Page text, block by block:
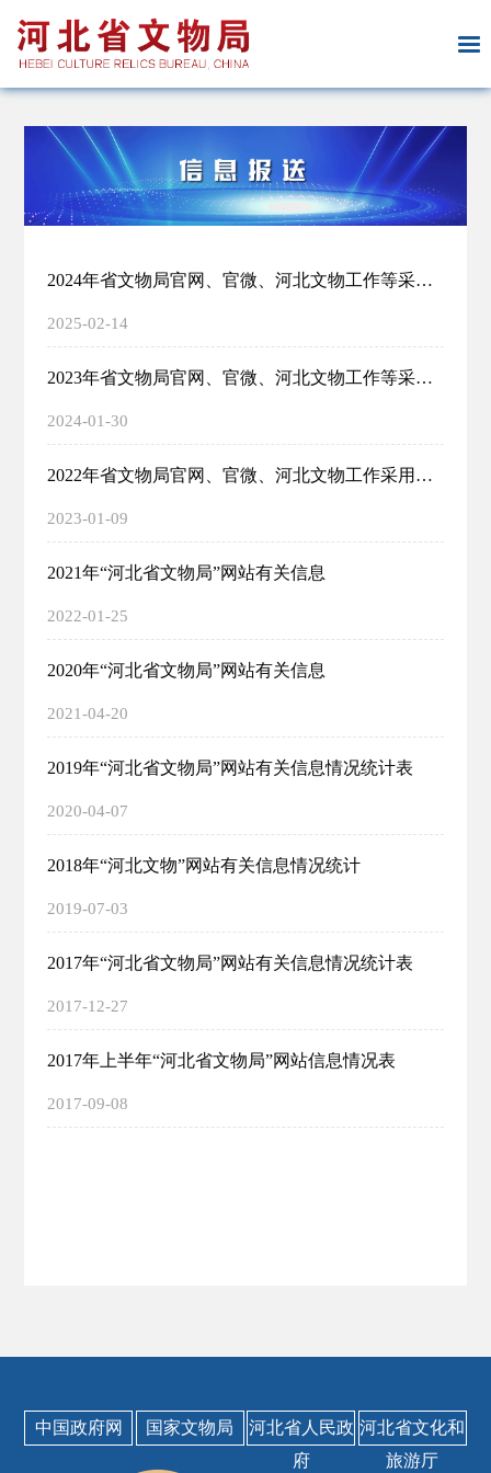
2024年省文物局官网、官微、河北文物工作等采用信息情况一览表
2025-02-14
2023年省文物局官网、官微、河北文物工作等采用信息情况一览表
2024-01-30
2022年省文物局官网、官微、河北文物工作采用信息情况一览表
2023-01-09
2021年“河北省文物局”网站有关信息
2022-01-25
2020年“河北省文物局”网站有关信息
2021-04-20
2019年“河北省文物局”网站有关信息情况统计表
2020-04-07
2018年“河北文物”网站有关信息情况统计
2019-07-03
2017年“河北省文物局”网站有关信息情况统计表
2017-12-27
2017年上半年“河北省文物局”网站信息情况表
2017-09-08
中国政府网 国家文物局
河北省人民政
府
河北省文化和
旅游厅